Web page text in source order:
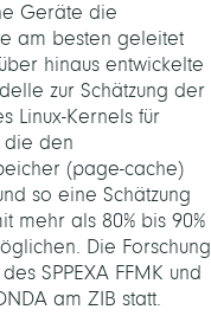
Geräte die
am besten geleitet
hinaus entwickelte
zur Schätzung der
Linux-Kernels für
die den
(page-cache)
so eine Schätzung
mehr als 80% bis 90%
Die Forschung
SPPEXA FFMK und
am ZIB statt.